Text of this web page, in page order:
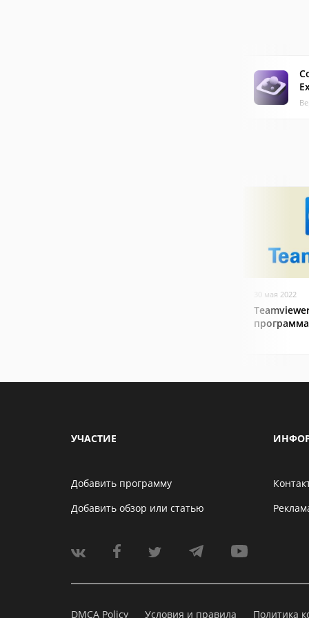
30 мая 2022
программа
УЧАСТИЕ
Добавить программу
Добавить обзор или статью
DMCA Policy Условия и правила Политика